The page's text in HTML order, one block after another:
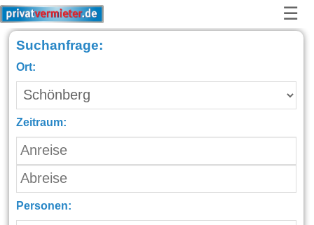
☰
Suchanfrage:
Ort:
Zeitraum:
Personen: